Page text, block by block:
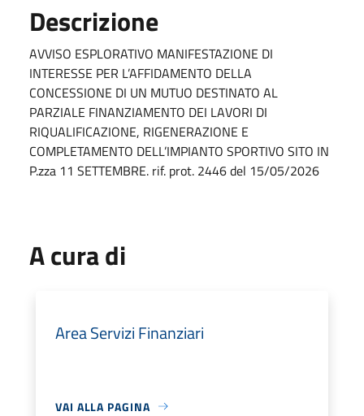
Descrizione
AVVISO ESPLORATIVO MANIFESTAZIONE DI
INTERESSE PER L’AFFIDAMENTO DELLA
CONCESSIONE DI UN MUTUO DESTINATO AL
PARZIALE FINANZIAMENTO DEI LAVORI DI
RIQUALIFICAZIONE, RIGENERAZIONE E
COMPLETAMENTO DELL’IMPIANTO SPORTIVO SITO IN
P.zza 11 SETTEMBRE. rif. prot. 2446 del 15/05/2026
A cura di
Area Servizi Finanziari
VAI ALLA PAGINA